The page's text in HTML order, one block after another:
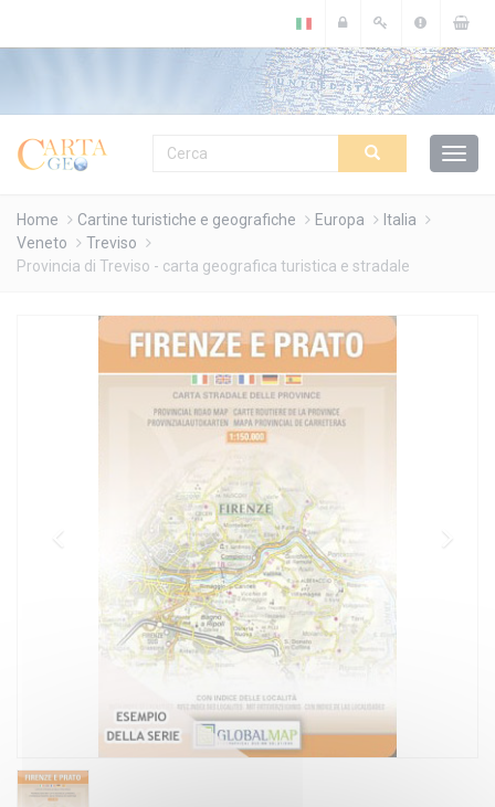
Home Cartine turistiche e geografiche Europa
Italia
Veneto
Treviso
Provincia di Treviso - carta geografica turistica e stradale